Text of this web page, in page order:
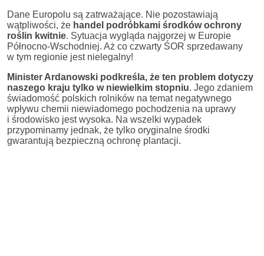
Dane Europolu są zatrważające. Nie pozostawiają
wątpliwości, że handel podróbkami środków ochrony
roślin kwitnie. Sytuacja wygląda najgorzej w Europie
Północno-Wschodniej. Aż co czwarty ŚOR sprzedawany
w tym regionie jest nielegalny!
Minister Ardanowski podkreśla, że ten problem dotyczy
naszego kraju tylko w niewielkim stopniu. Jego zdaniem
świadomość polskich rolników na temat negatywnego
wpływu chemii niewiadomego pochodzenia na uprawy
i środowisko jest wysoka. Na wszelki wypadek
przypominamy jednak, że tylko oryginalne środki
gwarantują bezpieczną ochronę plantacji.